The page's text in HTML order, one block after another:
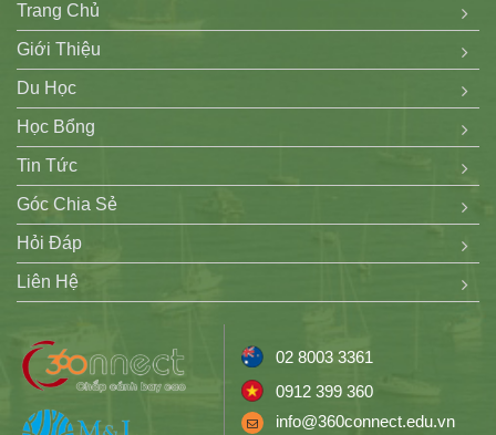
Trang Chủ
Giới Thiệu
Du Học
Học Bổng
Tin Tức
Góc Chia Sẻ
Hỏi Đáp
Liên Hệ
02 8003 3361
0912 399 360
info@360connect.edu.vn